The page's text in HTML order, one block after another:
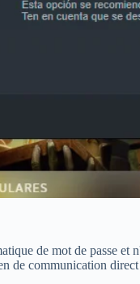
de mot de passe
de communication direct